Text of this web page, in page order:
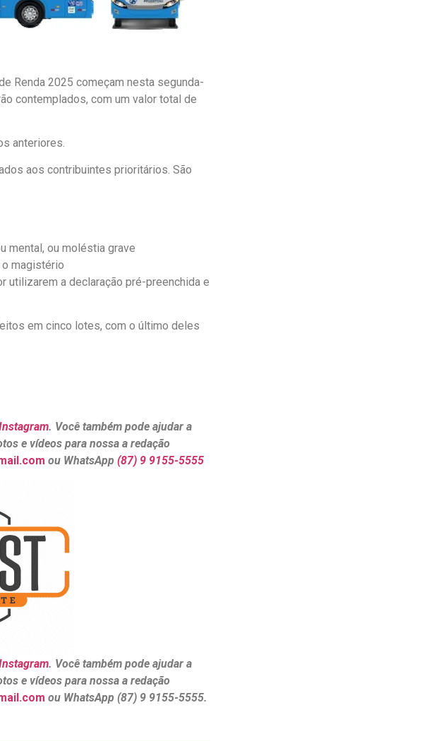
Renda 2025 começam nesta segunda-
contemplados, com um valor total de
anteriores.
aos contribuintes prioritários. São
mental, ou moléstia grave
magistério
a declaração pré-preenchida e
em cinco lotes, com o último deles
. Você também pode ajudar a
e vídeos para nossa a redação
ou WhatsApp (87) 9 9155-5555
. Você também pode ajudar a
e vídeos para nossa a redação
ou WhatsApp (87) 9 9155-5555.